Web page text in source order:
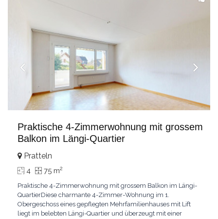
Praktische 4-Zimmerwohnung mit grossem
Balkon im Längi-Quartier
Pratteln
4 75 m2
Praktische 4-Zimmerwohnung mit grossem Balkon im Längi-
QuartierDiese charmante 4-Zimmer-Wohnung im 1.
Obergeschoss eines gepflegten Mehrfamilienhauses mit Lift
liegt im belebten Längi-Quartier und überzeugt mit einer